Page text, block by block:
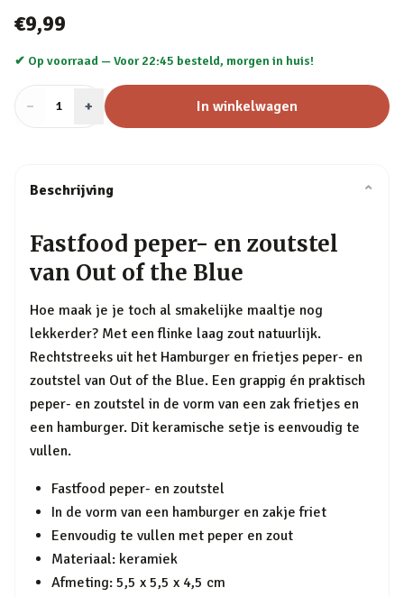
€9,99
✔ Op voorraad —Voor 22:45 besteld, morgen in huis!
− Aantal
1 + In winkelwagen
Beschrijving ⌄
Fastfood peper- en zoutstel
van Out of the Blue
Hoe maak je je toch al smakelijke maaltje nog
lekkerder? Met een flinke laag zout natuurlijk.
Rechtstreeks uit het Hamburger en frietjes peper- en
zoutstel van Out of the Blue. Een grappig én praktisch
peper- en zoutstel in de vorm van een zak frietjes en
een hamburger. Dit keramische setje is eenvoudig te
vullen.
Fastfood peper- en zoutstel
In de vorm van een hamburger en zakje friet
Eenvoudig te vullen met peper en zout
Materiaal: keramiek
Afmeting: 5,5 x 5,5 x 4,5 cm